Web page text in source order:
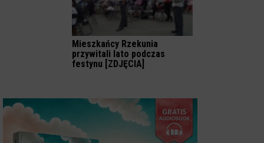
Mieszkańcy Rzekunia
przywitali lato podczas
festynu [ZDJĘCIA]